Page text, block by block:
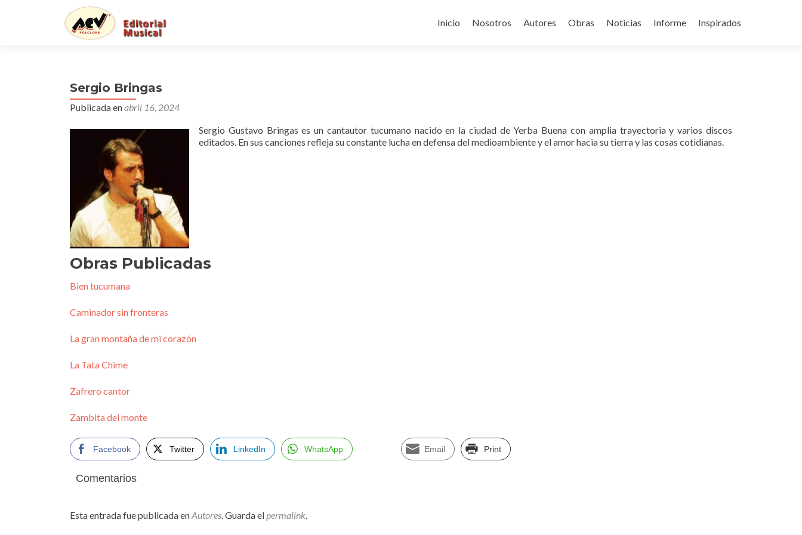
al
Inicio Nosotros Autores Obras Noticias Informe Inspirados
Sergio Bringas
Publicada enabril 16, 2024
Sergio Gustavo Bringas es un cantautor tucumano nacido en la ciudad de Yerba Buena con amplia trayectoria y varios discos
editados. En sus canciones refleja su constante lucha en defensa del medioambiente y el amor hacia su tierra y las cosas cotidianas.
Obras Publicadas
Bien tucumana
Caminador sin fronteras
La gran montaña de mi corazón
La Tata Chime
Zafrero cantor
Zambita del monte
Facebook Twitter LinkedIn WhatsApp Email Print
Comentarios
Esta entrada fue publicada enAutores. Guarda elpermalink.